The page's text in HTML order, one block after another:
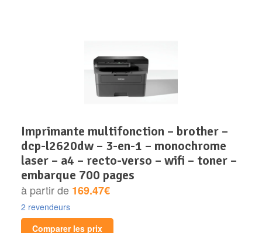
imprimante multifonction – brother –
dcp-l2620dw – 3-en-1 – monochrome
laser – a4 – recto-verso – wifi – toner –
embarque 700 pages
à partir de 169.47€
2 revendeurs
Comparer les prix